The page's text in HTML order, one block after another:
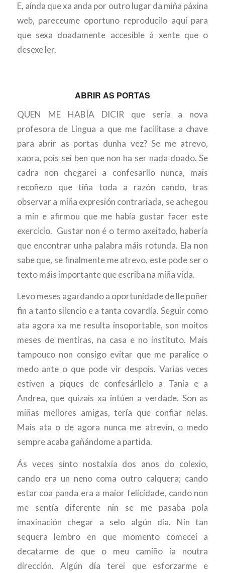
E, aínda que xa anda por outro lugar da miña páxina
web, pareceume oportuno reproducilo aquí para
que sexa doadamente accesible á xente que o
desexe ler.
ABRIR AS PORTAS
QUEN ME HABÍA DICIR que sería a nova
profesora de Lingua a que me facilitase a chave
para abrir as portas dunha vez? Se me atrevo,
xaora, pois sei ben que non ha ser nada doado. Se
cadra non chegarei a confesarllo nunca, mais
recoñezo que tiña toda a razón cando, tras
observar a miña expresión contrariada, se achegou
a min e afirmou que me había gustar facer este
exercicio. Gustar non é o termo axeitado, habería
que encontrar unha palabra máis rotunda. Ela non
sabe que, se finalmente me atrevo, este pode ser o
texto máis importante que escriba na miña vida.
Levo meses agardando a oportunidade de lle poñer
fin a tanto silencio e a tanta covardía. Seguir como
ata agora xa me resulta insoportable, son moitos
meses de mentiras, na casa e no instituto. Mais
tampouco non consigo evitar que me paralice o
medo ante o que pode vir despois. Varias veces
estiven a piques de confesárllelo a Tania e a
Andrea, que quizais xa intúen a verdade. Son as
miñas mellores amigas, tería que confiar nelas.
Mais ata o de agora nunca me atrevín, o medo
sempre acaba gañándome a partida.
Ás veces sinto nostalxia dos anos do colexio,
cando era un neno coma outro calquera; cando
estar coa panda era a maior felicidade, cando non
me sentía diferente nin se me pasaba pola
imaxinación chegar a selo algún día. Nin tan
sequera lembro en que momento comecei a
decatarme de que o meu camiño ía noutra
dirección. Algún día terei que esforzarme e